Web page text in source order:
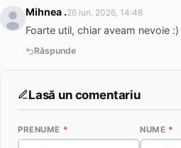
Mihnea .26 iun. 2026, 14:48
Foarte util, chiar aveam nevoie :)
Răspunde
Lasă un comentariu
PRENUME * NUME *